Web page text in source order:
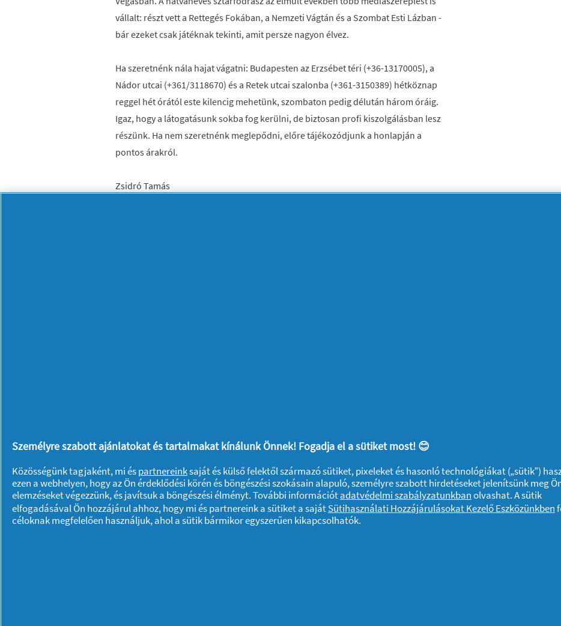
vállalt: részt vett a Rettegés Fokában, a Nemzeti Vágtán és a Szombat Esti Lázban -
bár ezeket csak játéknak tekinti, amit persze nagyon élvez.
Ha szeretnénk nála hajat vágatni: Budapesten az Erzsébet téri (+36-13170005), a
Nádor utcai (+361/3118670) és a Retek utcai szalonba (+361-3150389) hétköznap
reggel hét órától este kilencig mehetünk, szombaton pedig délután három óráig.
Igaz, hogy a látogatásunk sokba fog kerülni, de biztosan profi kiszolgálásban lesz
részünk. Ha nem szeretnénk meglepődni, előre tájékozódjunk a honlapján a
pontos árakról.
Zsidró Tamás
ugyanis a család mindentudója és intézője, aki tökéletesen irányítja három fiuk és
Ha szeretnénk nála hajat vágatni: Az Andrássy úti szalonban (+361-4327366) és a
Mom Parkban reggel 8-tól este 9-ig várják a vendégeket, míg a Pitypang utcában
(+36/709676552) csak este 8-ig. A hétvégi nyitva tartásról és az árakról a
Személyre szabott ajánlatokat és tartalmakat kínálunk Önnek! Fogadja el a sütiket most! 😊
Közösségünk tagjaként, mi éspartnereinksaját és külső felektől származó sütiket, pixeleket és hasonló technológiákat („sütik”)
ezen a webhelyen, hogy az Ön érdeklődési körén és böngészési szokásain alapuló, személyre szabott hirdetéseket jelenítsünk meg
elemzéseket végezzünk, és javítsuk a böngészési élményt. További információtadatvédelmi szabályzatunkbanolvashat. A sütik
elfogadásával Ön hozzájárul ahhoz, hogy mi és partnereink a sütiket a sajátSütihasználati Hozzájárulásokat Kezelő Eszközünkben
céloknak megfelelően használjuk, ahol a sütik bármikor egyszerűen kikapcsolhatók.